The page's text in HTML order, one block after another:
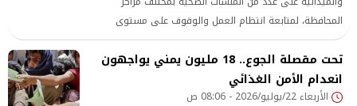
المحافظة، لمتابعة انتظام العمل والوقوف على مستوى
الخدمات المقدمة للمواطنين، وذلك في إطار خطة تطوير الأداء
وتحسين جودة الرعاية الصحية. تحت مقصلة الجوع.. 18 مليون يمني يواجهون
انعدام الأمن الغذائي
الأربعاء 22/يوليو/2026 - 08:06 ص